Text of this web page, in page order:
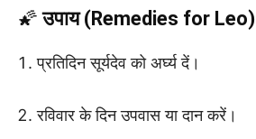
🌠उपाय (Remedies for Leo)
प्रतिदिन सूर्यदेव को अर्घ्य दें।
रविवार के दिन उपवास या दान करें।